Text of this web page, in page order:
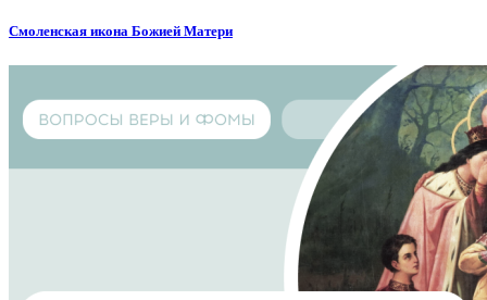
Смоленская икона Божией Матери